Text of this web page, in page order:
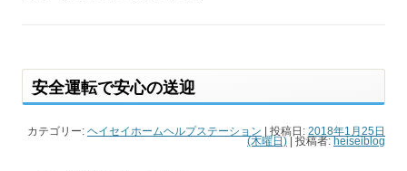
安全運転で安心の送迎
カテゴリー: ヘイセイホームヘルプステーション | 投稿日: 2018年1月25日
(木曜日)|投稿者:heiseiblog